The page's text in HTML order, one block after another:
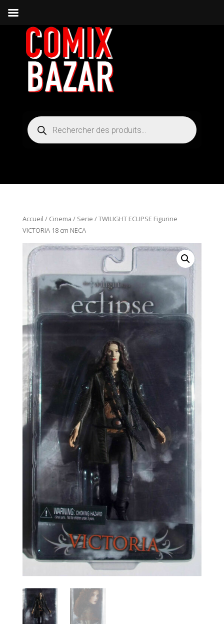
Recherche
de
produits
Accueil / Cinema / Serie / TWILIGHT ECLIPSE Figurine
VICTORIA 18 cm NECA